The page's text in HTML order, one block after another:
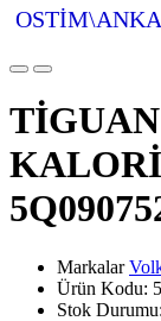
Markalar
Ürün Kodu:
Stok